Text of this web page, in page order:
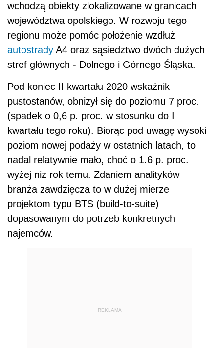
wchodzą obiekty zlokalizowane w granicach
województwa opolskiego. W rozwoju tego
regionu może pomóc położenie wzdłuż
autostrady A4 oraz sąsiedztwo dwóch dużych
stref głównych - Dolnego i Górnego Śląska.
Pod koniec II kwartału 2020 wskaźnik
pustostanów, obniżył się do poziomu 7 proc.
(spadek o 0,6 p. proc. w stosunku do I
kwartału tego roku). Biorąc pod uwagę wysoki
poziom nowej podaży w ostatnich latach, to
nadal relatywnie mało, choć o 1.6 p. proc.
wyżej niż rok temu. Zdaniem analityków
branża zawdzięcza to w dużej mierze
projektom typu BTS (build-to-suite)
dopasowanym do potrzeb konkretnych
najemców.
REKLAMA